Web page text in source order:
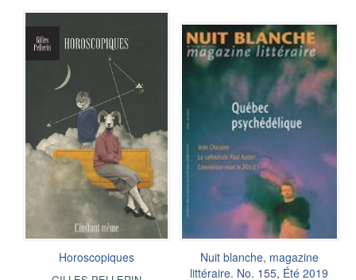
Horoscopiques
Nuit blanche, magazine
littéraire. No. 155, Été 2019